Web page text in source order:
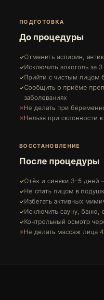
ПОДГОТОВКА
До процедуры
Отменить аспирин,
Исключить алкоголь за
Прийти с чистым лицом
Сообщить о приёме
заболеваниях
Не делать при
Нельзя при склонности
ВОССТАНОВЛЕНИЕ
После процедуры
Отёк и синяки 3–5 дней
Не спать лицом в
Избегать активных
Исключить сауну, баню,
Контрольный осмотр
Не делать массаж лица